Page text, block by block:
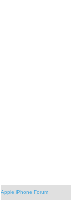
Apple iPhone Forum